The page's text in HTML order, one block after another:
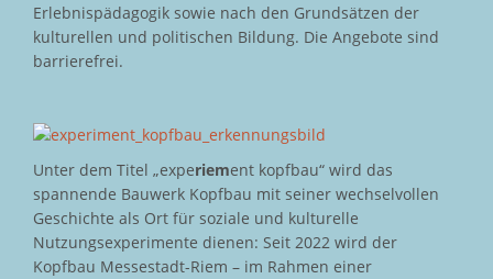
Erlebnispädagogik sowie nach den Grundsätzen der
kulturellen und politischen Bildung. Die Angebote sind
barrierefrei.
Unter dem Titel „experiement kopfbau“ wird das
spannende Bauwerk Kopfbau mit seiner wechselvollen
Geschichte als Ort für soziale und kulturelle
Nutzungsexperimente dienen: Seit 2022 wird der
Kopfbau Messestadt-Riem – im Rahmen einer